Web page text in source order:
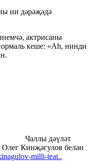
ни дәрәҗәдә
актрисаны
кеше: «Аһ, нинди
Чаллы дәүләт
Олег Кинҗәгулов белән
milli-teat..